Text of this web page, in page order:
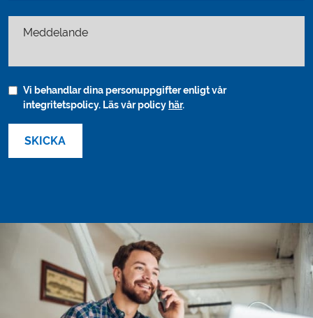
Vi behandlar dina personuppgifter enligt vår
integritetspolicy. Läs vår policy här.